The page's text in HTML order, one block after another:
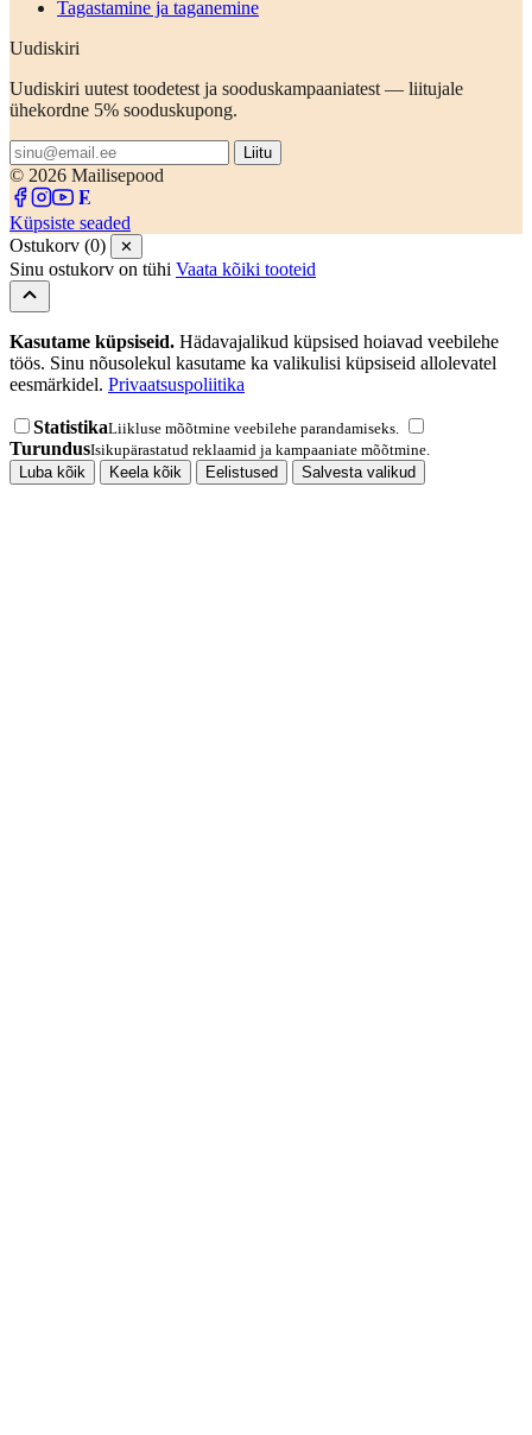
Tagastamine ja taganemine
Uudiskiri
Uudiskiri uutest toodetest ja sooduskampaaniatest — liitujale
ühekordne 5% sooduskupong.
Liitu
© 2026 Mailisepood
Küpsiste seaded
Ostukorv (0)
✕
Sinu ostukorv on tühi Vaata kõiki tooteid
Kasutame küpsiseid. Hädavajalikud küpsised hoiavad veebilehe
töös. Sinu nõusolekul kasutame ka valikulisi küpsiseid allolevatel
eesmärkidel. Privaatsuspoliitika
StatistikaLiikluse mõõtmine veebilehe parandamiseks.
TurundusIsikupärastatud reklaamid ja kampaaniate mõõtmine.
Luba kõik
Keela kõik Eelistused Salvesta valikud